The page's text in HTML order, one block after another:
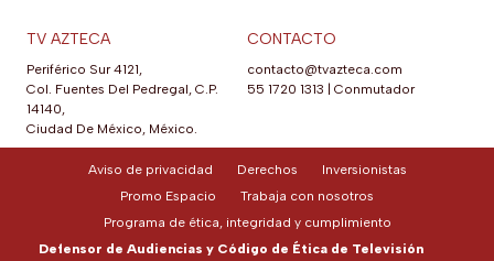
TV AZTECA
Periférico Sur 4121,
Col. Fuentes Del Pedregal, C.P.
14140,
Ciudad De México, México.
CONTACTO
contacto@tvazteca.com
55 1720 1313 | Conmutador
Aviso de privacidad Derechos
Inversionistas
Promo Espacio
Trabaja con nosotros
Programa de ética, integridad y cumplimiento
Defensor de Audiencias y Código de Ética de Televisión